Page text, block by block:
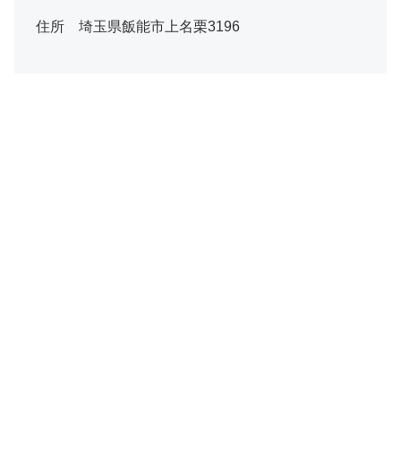
住所 埼玉県飯能市上名栗3196